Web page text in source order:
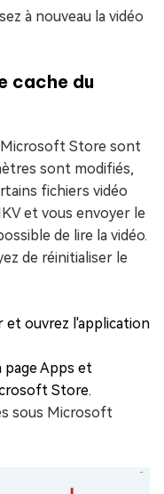
à nouveau la vidéo
cache du
Store sont
sont modifiés,
fichiers vidéo
et vous envoyer le
de lire la vidéo.
de réinitialiser le
et ouvrez l'application
page Apps et
Store.
sous Microsoft